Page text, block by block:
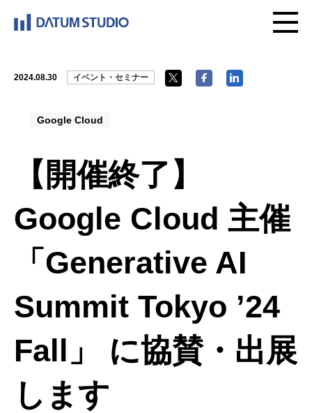
2024.08.30 イベント・セミナー
Google Cloud
【開催終了】
Google Cloud 主催
「Generative AI
Summit Tokyo ’24
Fall」 に協賛・出展
します